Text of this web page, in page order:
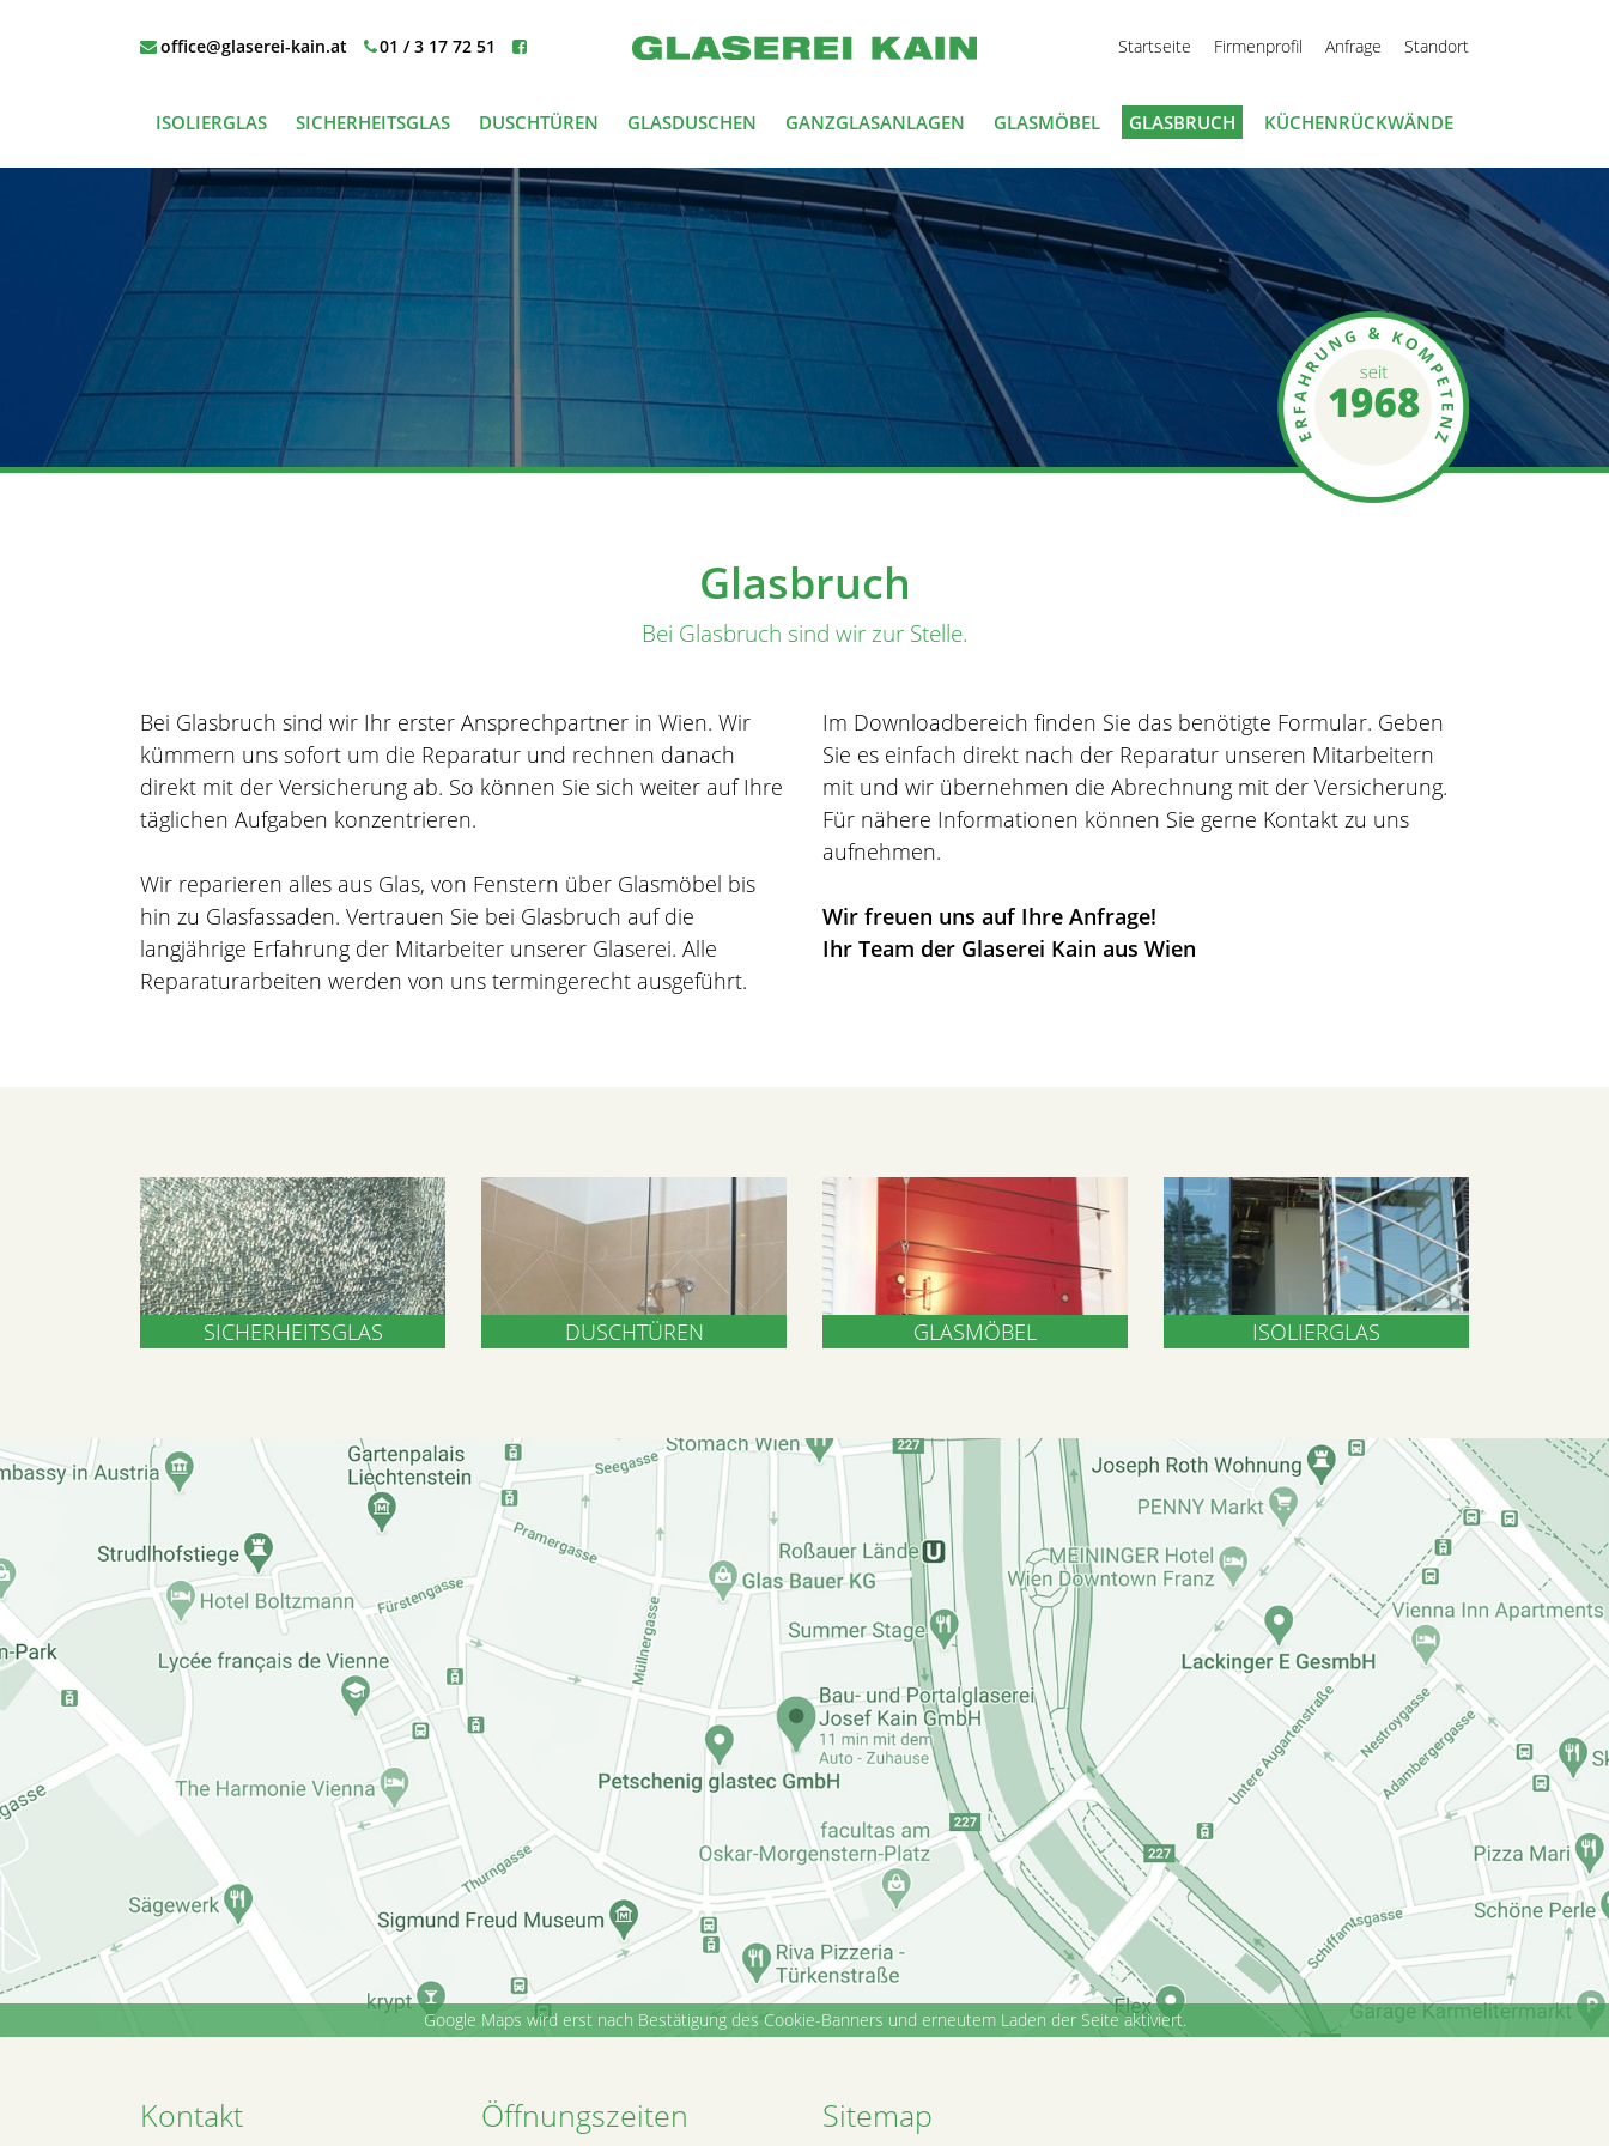
Glasbruch
Bei Glasbruch sind wir zur Stelle.
Bei Glasbruch sind wir Ihr erster Ansprechpartner in Wien. Wir
kümmern uns sofort um die Reparatur und rechnen danach
direkt mit der Versicherung ab. So können Sie sich weiter auf Ihre
täglichen Aufgaben konzentrieren.
Wir reparieren alles aus Glas, von Fenstern über Glasmöbel bis
hin zu Glasfassaden. Vertrauen Sie bei Glasbruch auf die
langjährige Erfahrung der Mitarbeiter unserer Glaserei. Alle
Reparaturarbeiten werden von uns termingerecht ausgeführt.
Im Downloadbereich finden Sie das benötigte Formular. Geben
Sie es einfach direkt nach der Reparatur unseren Mitarbeitern
mit und wir übernehmen die Abrechnung mit der Versicherung.
Für nähere Informationen können Sie gerne Kontakt zu uns
aufnehmen.
Wir freuen uns auf Ihre Anfrage!
Ihr Team der Glaserei Kain aus Wien
SICHERHEITSGLAS DUSCHTÜREN GLASMÖBEL ISOLIERGLAS
Google Maps wird erst nach Bestätigung des Cookie-Banners und erneutem Laden der Seite aktiviert.
Kontakt Öffnungszeiten Sitemap
office@glaserei-kain.at 01 / 3 17 72 51 Startseite Firmenprofil Anfrage Standort
ISOLIERGLAS SICHERHEITSGLAS DUSCHTÜREN GLASDUSCHEN GANZGLASANLAGEN GLASMÖBEL GLASBRUCH KÜCHENRÜCKWÄNDE